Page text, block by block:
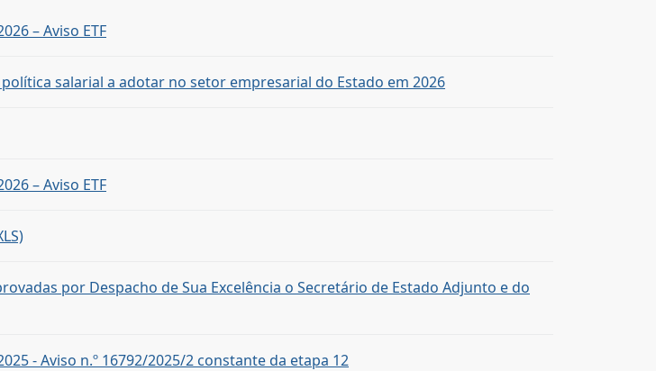
– Aviso ETF
salarial a adotar no setor empresarial do Estado em 2026
– Aviso ETF
por Despacho de Sua Excelência o Secretário de Estado Adjunto e do
- Aviso n.º 16792/2025/2 constante da etapa 12